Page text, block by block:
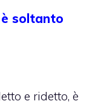
soltanto
e ridetto, è